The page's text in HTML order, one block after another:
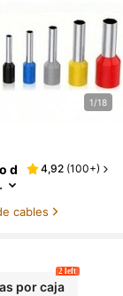
1/18
d
4,92 (100+)
cables
por caja
2 left